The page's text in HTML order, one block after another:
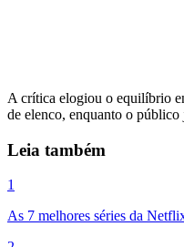
A crítica elogiou o equilíbrio
de elenco, enquanto o público
Leia também
1
As 7 melhores séries da